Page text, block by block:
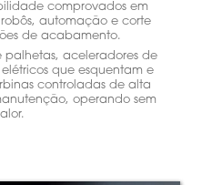
comprovados em
automação e corte
de acabamento.
palhetas, aceleradores de
que esquentam e
controladas de alta
operando sem